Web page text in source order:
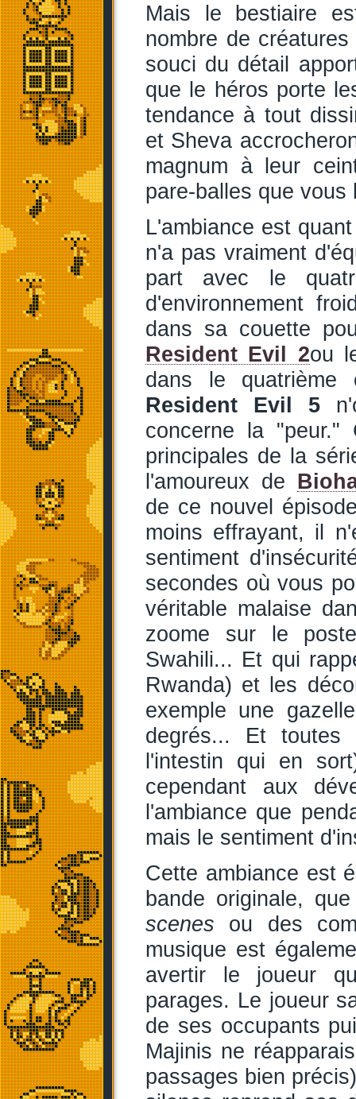
Mais le bestiaire
nombre de
souci du détail
que le héros porte
tendance à tout
et Sheva
magnum à leur
pare-balles que vous
L'ambiance est
n'a pas vraiment
part avec le
d'environnement
dans sa couette
Resident Evil 2ou
dans le quatrième
Resident Evil 5
concerne la "peur."
principales de la
l'amoureux de
de ce nouvel
moins effrayant, il
sentiment
secondes où vous
véritable malaise
zoome sur le
Swahili... Et qui
Rwanda) et les
exemple une
degrés... Et
l'intestin qui en
cependant aux
l'ambiance que
mais le sentiment
Cette ambiance est
bande originale,
scenes ou des
musique est
avertir le joueur
parages. Le joueur
de ses occupants
Majinis ne
passages bien